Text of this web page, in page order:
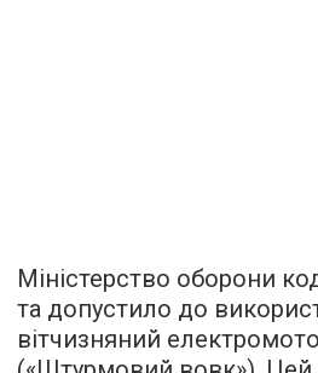
Міністерство оборони
та допустило до
вітчизняний